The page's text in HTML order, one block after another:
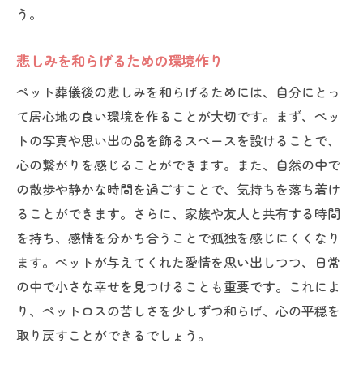
う。
悲しみを和らげるための環境作り
ペット葬儀後の悲しみを和らげるためには、自分にとっ
て居心地の良い環境を作ることが大切です。まず、ペッ
トの写真や思い出の品を飾るスペースを設けることで、
心の繋がりを感じることができます。また、自然の中で
の散歩や静かな時間を過ごすことで、気持ちを落ち着け
ることができます。さらに、家族や友人と共有する時間
を持ち、感情を分かち合うことで孤独を感じにくくなり
ます。ペットが与えてくれた愛情を思い出しつつ、日常
の中で小さな幸せを見つけることも重要です。これによ
り、ペットロスの苦しさを少しずつ和らげ、心の平穏を
取り戻すことができるでしょう。